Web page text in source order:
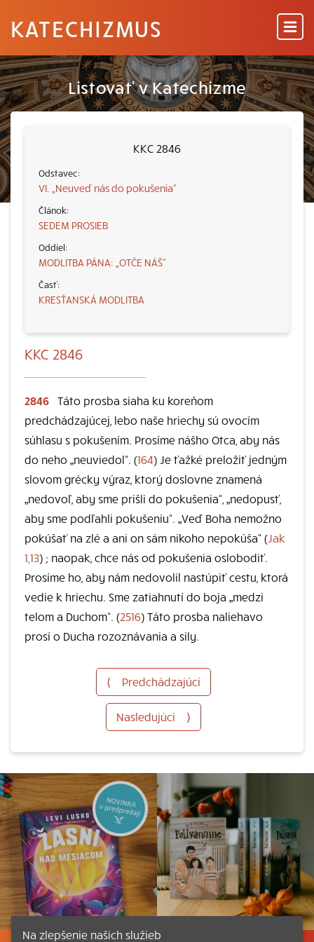
KATECHIZMUS
Listovať v Katechizme
KKC 2846
VI. „Neuveď nás do pokušenia“
SEDEM PROSIEB
MODLITBA PÁNA: „OTČE NÁŠ“
KRESŤANSKÁ MODLITBA
KKC 2846
2846 Táto prosba siaha ku koreňom
predchádzajúcej, lebo naše hriechy sú ovocím
súhlasu s pokušením. Prosíme nášho Otca, aby nás
do neho „neuviedol“. (164) Je ťažké preložiť jedným
slovom grécky výraz, ktorý doslovne znamená
„nedovoľ, aby sme prišli do pokušenia“, „nedopusť,
aby sme podľahli pokušeniu“. „Veď Boha nemožno
pokúšať na zlé a ani on sám nikoho nepokúša“ (Jak
1,13) ; naopak, chce nás od pokušenia oslobodiť.
Prosíme ho, aby nám nedovolil nastúpiť cestu, ktorá
vedie k hriechu. Sme zatiahnutí do boja „medzi
telom a Duchom“. (2516) Táto prosba naliehavo
prosí o Ducha rozoznávania a sily.
⟨ Predchádzajúci
Nasledujúci ⟩
Na zlepšenie našich služieb